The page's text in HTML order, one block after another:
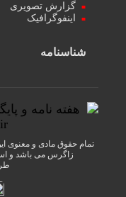
گزارش تصویری
اینفوگرافیک
شناسنامه
تمام حقوق مادی و معنوی
زاگرس می باشد و